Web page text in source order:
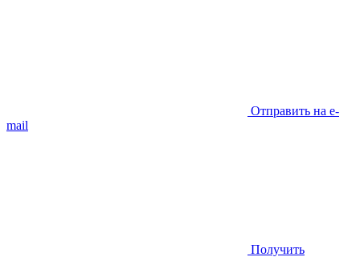
Отправить на e-
mail
Получить